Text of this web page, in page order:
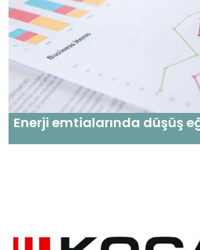
Enerji emtialarında düşüş